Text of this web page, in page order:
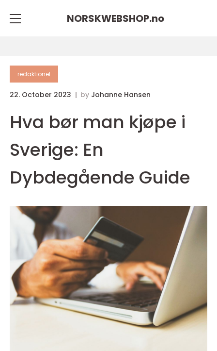
NORSKWEBSHOP.no
redaktionel
22. October 2023 by Johanne Hansen
Hva bør man kjøpe i
Sverige: En
Dybdegående Guide